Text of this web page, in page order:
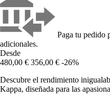
Paga tu pedido
adicionales.
Desde
480,00 € 356,00 € -26%
Descubre el rendimiento
Kappa, diseñada para las